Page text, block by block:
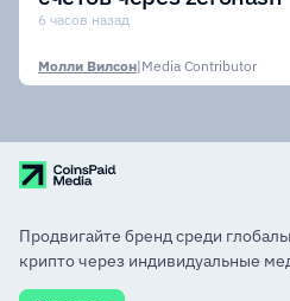
6 часов назад
Молли Вилсон|Media Contributor
Продвигайте бренд среди
крипто через индивидуальные